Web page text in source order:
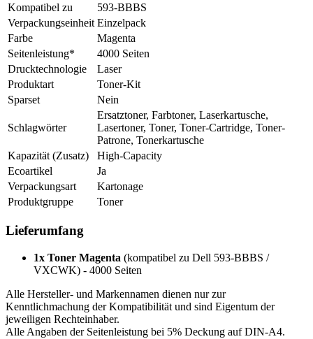
Kompatibel zu
593-BBBS
Verpackungseinheit Einzelpack
Farbe
Magenta
Seitenleistung*
4000 Seiten
Drucktechnologie
Laser
Produktart
Toner-Kit
Sparset
Nein
Schlagwörter
Ersatztoner, Farbtoner, Laserkartusche,
Lasertoner, Toner, Toner-Cartridge, Toner-
Patrone, Tonerkartusche
Kapazität (Zusatz)
High-Capacity
Ecoartikel
Ja
Verpackungsart
Kartonage
Produktgruppe
Toner
Lieferumfang
1x Toner Magenta (kompatibel zu Dell 593-BBBS /
VXCWK) - 4000 Seiten
Alle Hersteller- und Markennamen dienen nur zur
Kenntlichmachung der Kompatibilität und sind Eigentum der
jeweiligen Rechteinhaber.
Alle Angaben der Seitenleistung bei 5% Deckung auf DIN-A4.